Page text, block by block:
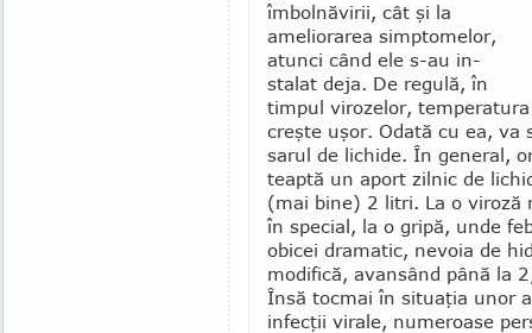
îmbol­năvirii, cât şi la
ameliorarea simp­tomelor,
atunci când ele s-au in­
stalat deja. De regulă, în
timpul viro­zelor,
creşte uşor. Odată cu ea, va
sarul de lichide. În general,
teap­­tă un aport zilnic de
(mai bine) 2 litri. La o viroză
în special, la o gri­pă, unde
obicei drama­tic, nevoia de
modifică, avan­­sând până la
Însă toc­mai în situaţia unor
infec­ţii vi­rale, numeroase